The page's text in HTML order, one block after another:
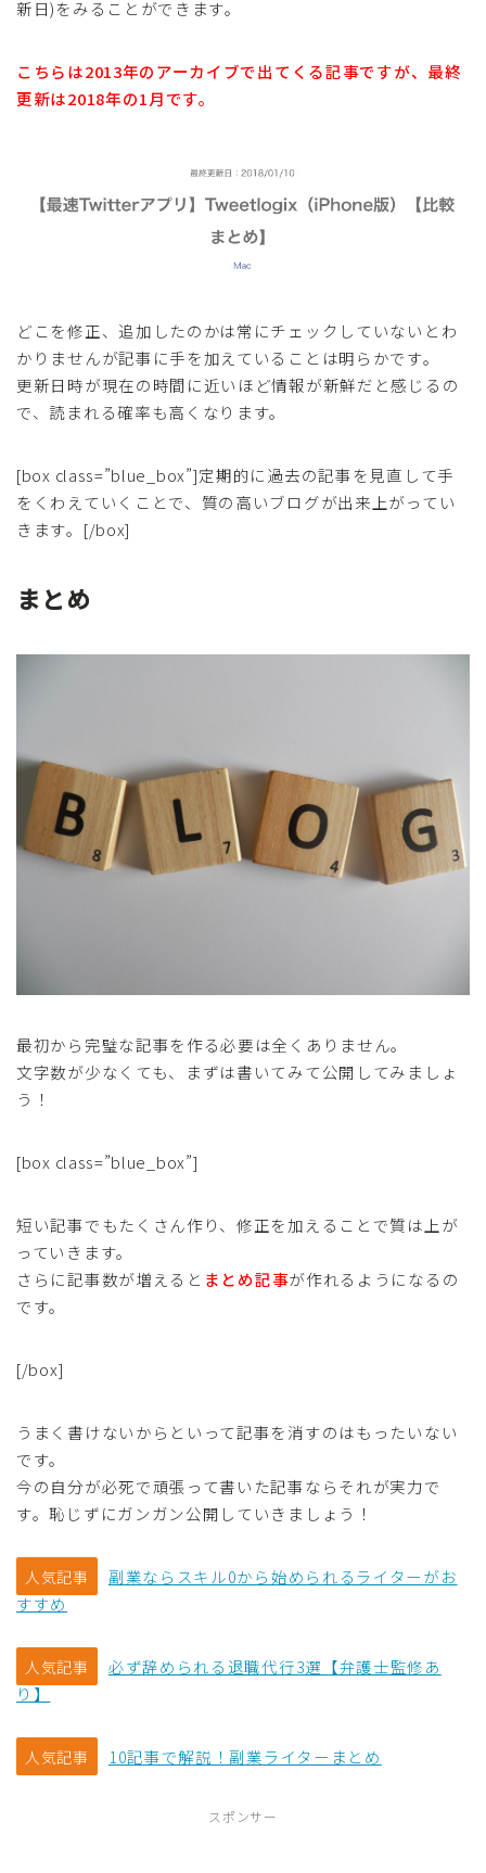
新日)をみることができます。
こちらは2013年のアーカイブで出てくる記事ですが、最終
更新は2018年の1月です。
どこを修正、追加したのかは常にチェックしていないとわ
かりませんが記事に手を加えていることは明らかです。
更新日時が現在の時間に近いほど情報が新鮮だと感じるの
で、読まれる確率も高くなります。
[box class=”blue_box”]定期的に過去の記事を見直して手
をくわえていくことで、質の高いブログが出来上がってい
きます。[/box]
まとめ
最初から完璧な記事を作る必要は全くありません。
文字数が少なくても、まずは書いてみて公開してみましょ
う！
[box class=”blue_box”]
短い記事でもたくさん作り、修正を加えることで質は上が
っていきます。
さらに記事数が増えると まとめ記事が作れるようになるの
です。
[/box]
うまく書けないからといって記事を消すのはもったいない
です。
今の自分が必死で頑張って書いた記事ならそれが実力で
す。恥じずにガンガン公開していきましょう！
人気記事
副業ならスキル0から始められるライターがお
すすめ
人気記事
必ず辞められる退職代行3選【弁護士監修あ
り】
人気記事 10記事で解説！副業ライターまとめ
スポンサー